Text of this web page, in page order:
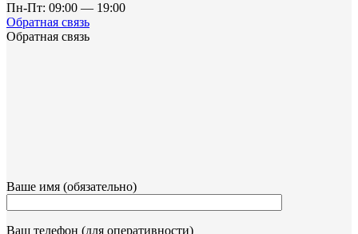
Пн-Пт: 09:00 — 19:00
Обратная связь
Обратная связь
Ваше имя (обязательно)
Ваш телефон (для оперативности)